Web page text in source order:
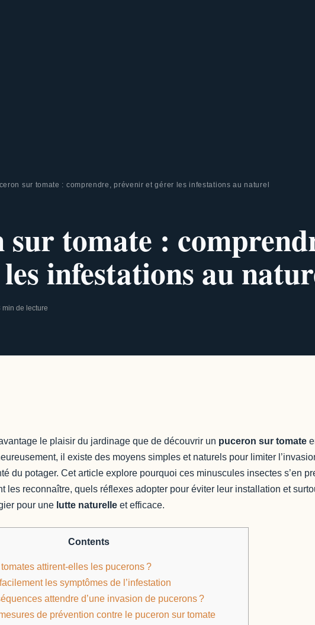
sur tomate : comprendre, prévenir et gérer les infestations au naturel
sur tomate :
infestations au
de lecture
le plaisir du jardinage que de découvrir un puceron sur tomate
il existe des moyens simples et naturels pour limiter
du potager. Cet article explore pourquoi ces minuscules insectes s’en
les reconnaître, quels réflexes adopter pour éviter leur installation et
pour une lutte naturelle et efficace.
Contents
attirent-elles les pucerons ?
les symptômes de l’infestation
attendre d’une invasion de pucerons ?
de prévention contre le puceron sur tomate